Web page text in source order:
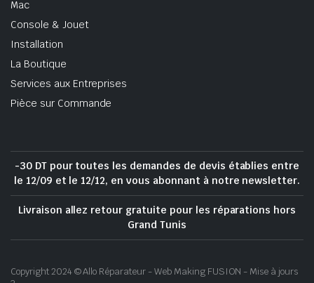
Mac
Console & Jouet
Installation
La Boutique
Services aux Entreprises
Pièce sur Commande
-30 DT pour toutes les demandes de devis établies entre
le 12/09 et le 12/12, en vous abonnant à notre newsletter.
Livraison allez retour gratuite pour les réparations hors
Grand Tunis
Copyright 2024 © Allo Réparateur - Web Making FUSION - Mise à jours